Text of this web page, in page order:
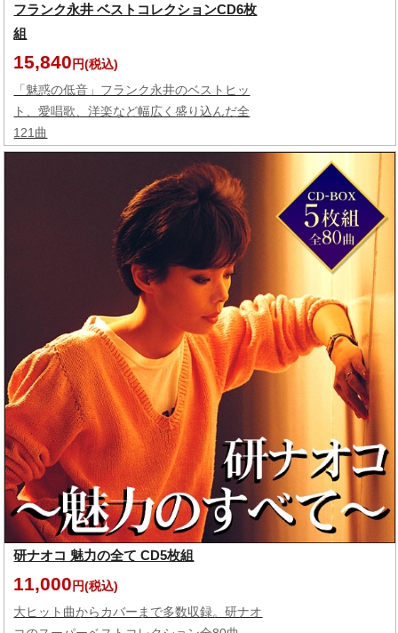
フランク永井 ベストコレクションCD6枚
組
15,840円(税込)
「魅惑の低音」フランク永井のベストヒッ
ト、愛唱歌、洋楽など幅広く盛り込んだ全
121曲
研ナオコ 魅力の全て CD5枚組
11,000円(税込)
大ヒット曲からカバーまで多数収録。研ナオ